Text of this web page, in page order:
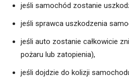
jeśli samochód zostanie
jeśli sprawca uszkodzenia
jeśli auto zostanie całkowicie
pożaru lub zatopienia),
jeśli dojdzie do kolizji